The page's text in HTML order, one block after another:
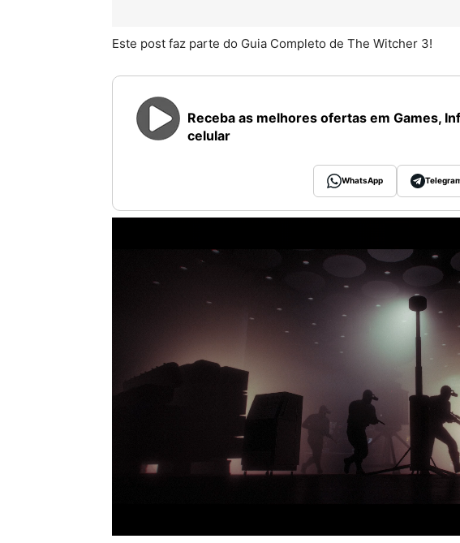
Este post faz parte do Guia Completo de The Witcher 3!
Receba as melhores ofertas em Games,
celular
WhatsApp